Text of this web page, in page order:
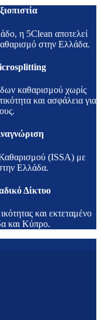
η 5Clean αποτελεί
στην Ελλάδα.
καθαρισμού χωρίς
και ασφάλεια για
(ISSA) με
Ελλάδα.
Δίκτυο
και εκτεταμένο
και Κύπρο.